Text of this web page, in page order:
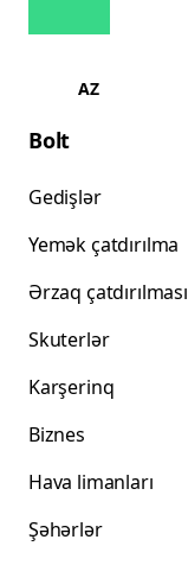
AZ
Bolt
Gedişlər
Yemək çatdırılma
Ərzaq çatdırılması
Skuterlər
Karşerinq
Biznes
Hava limanları
Şəhərlər